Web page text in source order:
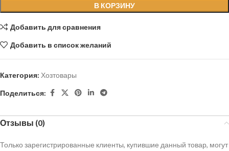
В КОРЗИНУ
Добавить для сравнения
Добавить в список желаний
Категория: Хозтовары
Поделиться:
Отзывы (0)
Только зарегистрированные клиенты, купившие данный товар, могут